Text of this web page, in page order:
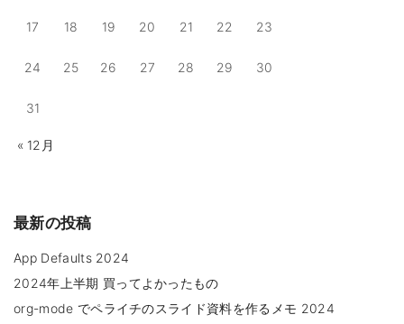
)
17 18 19 20 21 22 23
24 25 26 27 28 29 30
31
« 12月
最新の投稿
App Defaults 2024
2024年上半期 買ってよかったもの
org-mode でペライチのスライド資料を作るメモ 2024